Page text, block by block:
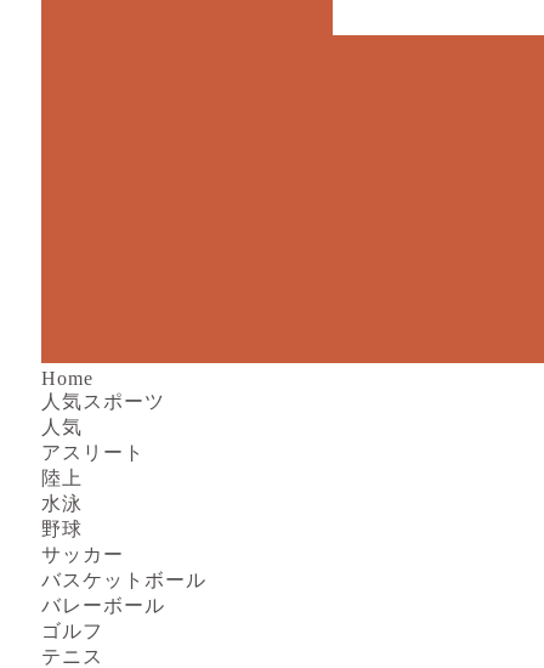
Home
人気スポーツ
人気
アスリート
陸上
水泳
野球
サッカー
バスケットボール
バレーボール
ゴルフ
テニス